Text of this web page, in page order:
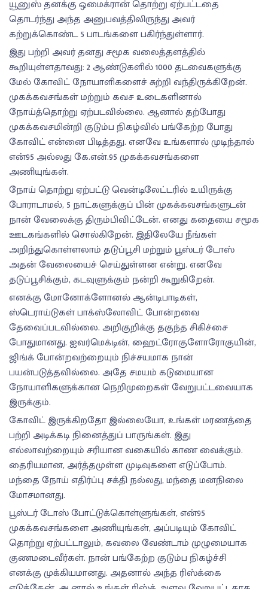
யூனுஸ் தனக்கு ஒமைக்ரான் தொற்று ஏற்பட்டதை
தொடர்ந்து அந்த அனுபவத்திலிருந்து அவர்
கற்றுக்கொண்ட 5 பாடங்களை பகிர்ந்துள்ளார்.
இது பற்றி அவர் தனது சமூக வலைத்தளத்தில்
கூறியுள்ளதாவது: 2 ஆண்டுகளில் 1000 தடவைகளுக்கு
மேல் கோவிட் நோயாளிகளைச் சுற்றி வந்திருக்கிறேன்.
முகக்கவசங்கள் மற்றும் கவச உடைகளினால்
நோய்த்தொற்று ஏற்படவில்லை. ஆனால் தற்போது
முகக்கவசமின்றி குடும்ப நிகழ்வில் பங்கேற்ற போது
கோவிட் என்னை பிடித்தது. எனவே உங்களால் முடிந்தால்
என்95 அல்லது கே.என்.95 முகக்கவசங்களை
அணியுங்கள்.
நோய் தொற்று ஏற்பட்டு வென்டிலேட்டரில் உயிருக்கு
போராடாமல், 5 நாட்களுக்குப் பின் முகக்கவசங்களுடன்
நான் வேலைக்கு திரும்பிவிட்டேன். எனது கதையை சமூக
ஊடகங்களில் சொல்கிறேன். இதிலேயே நீங்கள்
அறிந்துகொள்ளலாம் தடுப்பூசி மற்றும் பூஸ்டர் டோஸ்
அதன் வேலையைச் செய்துள்ளன என்று. எனவே
தடுப்பூசிக்கும், கடவுளுக்கும் நன்றி கூறுகிறேன்.
எனக்கு மோனோக்ளோனல் ஆன்டிபாடிகள்,
ஸ்டெராய்டுகள் பாக்ஸ்லோவிட் போன்றவை
தேவைப்படவில்லை. அறிகுறிக்கு தகுந்த சிகிச்சை
போதுமானது. ஐவர்மெக்டின், ஹைட்ரோகுளோரோகுயின்,
ஜிங்க் போன்றவற்றையும் நிச்சயமாக நான்
பயன்படுத்தவில்லை. அதே சமயம் கடுமையான
நோயாளிகளுக்கான நெறிமுறைகள் வேறுபட்டவையாக
இருக்கும்.
கோவிட் இருக்கிறதோ இல்லையோ, உங்கள் மரணத்தை
பற்றி அடிக்கடி நினைத்துப் பாருங்கள். இது
எல்லாவற்றையும் சரியான வகையில் காண வைக்கும்.
தைரியமான, அர்த்தமுள்ள முடிவுகளை எடுப்போம்.
மந்தை நோய் எதிர்ப்பு சக்தி நல்லது, மந்தை மனநிலை
மோசமானது.
பூஸ்டர் டோஸ் போட்டுக்கொள்ளுங்கள், என்95
முகக்கவசங்களை அணியுங்கள், அப்படியும் கோவிட்
தொற்று ஏற்பட்டாலும், கவலை வேண்டாம் முழுமையாக
குணமடைவீர்கள். நான் பங்கேற்ற குடும்ப நிகழ்ச்சி
எனக்கு முக்கியமானது. அதனால் அந்த ரிஸ்க்கை